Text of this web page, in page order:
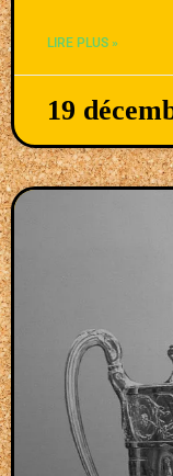
LIRE PLUS »
19